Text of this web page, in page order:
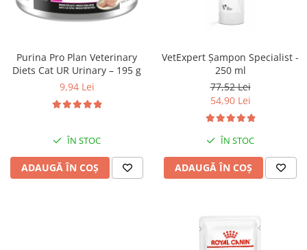
Purina Pro Plan Veterinary
Diets Cat UR Urinary – 195 g
9,94 Lei
ÎN STOC
ADAUGĂ ÎN COȘ
VetExpert Șampon Specialist -
250 ml
77,52 Lei
54,90 Lei
ÎN STOC
ADAUGĂ ÎN COȘ